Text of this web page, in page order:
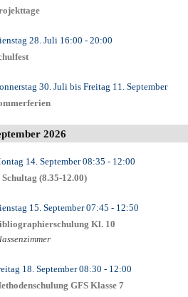
28. Juli 16:00 - 20:00
30. Juli bis Freitag 11. September
2026
14. September08:35 - 12:00
Schultag (8.35-12.00)
15. September07:45 - 12:50
Kl. 10
18. September08:30 - 12:00
GFS Klasse 7